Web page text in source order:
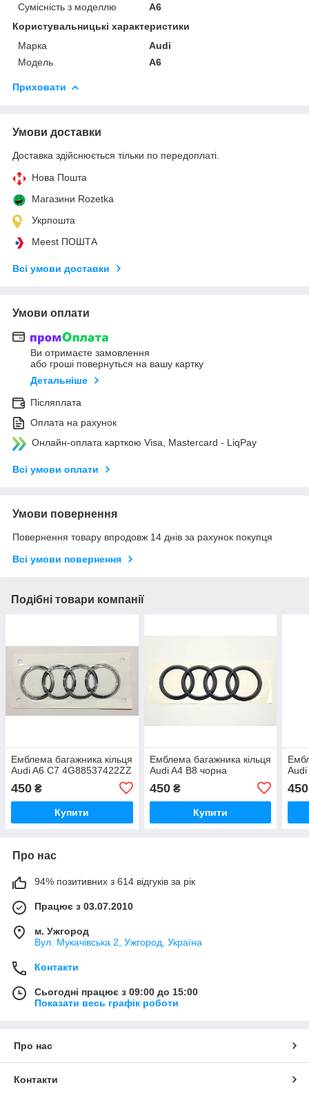
Сумісність з моделлю
A6
Користувальницькі характеристики
Марка
Audi
Модель
A6
Приховати
Умови доставки
Доставка здійснюється тільки по передоплаті.
Нова Пошта
Магазини Rozetka
Укрпошта
Meest ПОШТА
Всі умови доставки
Умови оплати
Ви отримаєте замовлення
або гроші повернуться на вашу картку
Детальніше
Післяплата
Оплата на рахунок
Онлайн-оплата карткою Visa, Mastercard - LiqPay
Всі умови оплати
Умови повернення
Повернення товару впродовж 14 днів за рахунок покупця
Всі умови повернення
Подібні товари компанії
Емблема багажника кільця
Audi A6 C7 4G88537422ZZ
450 ₴
Купити
Емблема багажника кільця
Audi A4 B8 чорна
450₴
Купити
450
Про нас
94% позитивних з 614 відгуків за рік
Працює з 03.07.2010
м. Ужгород
Вул. Мукачівська 2, Ужгород, Україна
Контакти
Сьогодні працює з 09:00 до 15:00
Показати весь графік роботи
Про нас
Контакти